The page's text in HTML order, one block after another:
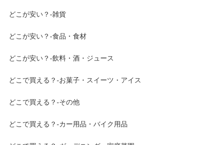
どこが安い？-雑貨
どこが安い？-食品・食材
どこが安い？-飲料・酒・ジュース
どこで買える？-お菓子・スイーツ・アイス
どこで買える？-その他
どこで買える？-カー用品・バイク用品